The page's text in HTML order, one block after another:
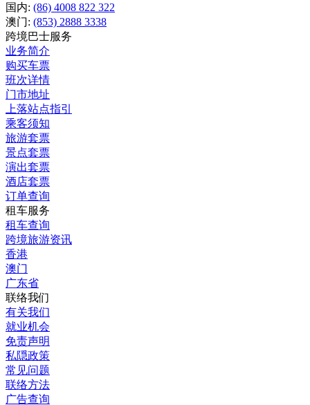
国内: (86) 4008 822 322
澳门: (853) 2888 3338
跨境巴士服务
业务简介
购买车票
班次详情
门市地址
上落站点指引
乘客须知
旅游套票
景点套票
演出套票
酒店套票
订单查询
租车服务
租车查询
跨境旅游资讯
香港
澳门
广东省
联络我们
有关我们
就业机会
免责声明
私隠政策
常见问题
联络方法
广告查询